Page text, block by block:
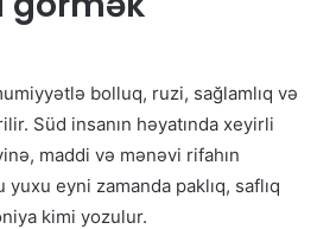
bolluq, ruzi, sağlamlıq və
Süd insanın həyatında xeyirli
maddi və mənəvi rifahın
yuxu eyni zamanda paklıq, saflıq
kimi yozulur.